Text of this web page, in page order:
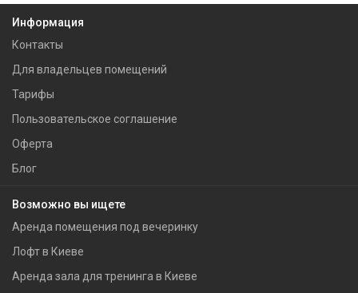
Информация
Контакты
Для владельцев помещений
Тарифы
Пользовательское соглашение
Оферта
Блог
Возможно вы ищете
Аренда помещения под вечеринку
Лофт в Киеве
Аренда зала для тренинга в Киеве